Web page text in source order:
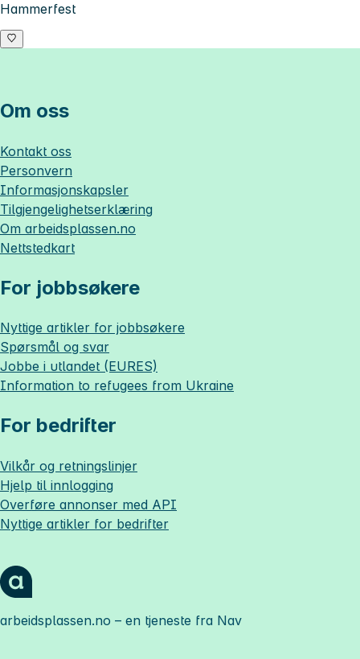
Hammerfest
Om oss
Kontakt oss
Personvern
Informasjonskapsler
Tilgjengelighetserklæring
Om arbeidsplassen.no
Nettstedkart
For jobbsøkere
Nyttige artikler for jobbsøkere
Spørsmål og svar
Jobbe i utlandet (EURES)
Information to refugees from Ukraine
For bedrifter
Vilkår og retningslinjer
Hjelp til innlogging
Overføre annonser med API
Nyttige artikler for bedrifter
arbeidsplassen.no – en tjeneste fra Nav